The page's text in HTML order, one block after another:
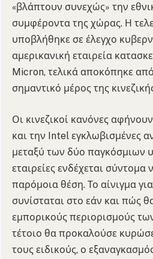
«βλάπτουν συνεχώς» την
συμφέροντα της χώρας. Η
υποβλήθηκε σε έλεγχο
αμερικανική εταιρεία
Micron, τελικά αποκόπηκε
σημαντικό μέρος της
Οι κινεζικοί κανόνες
και την Intel εγκλωβισμένες
μεταξύ των δύο παγκόσμιων
εταιρείες ενδέχεται σύντομα
παρόμοια θέση. Το αίνιγμα για
συνίσταται στο εάν και πώς
εμπορικούς περιορισμούς
τέτοιο θα προκαλούσε
τους ειδικούς, ο